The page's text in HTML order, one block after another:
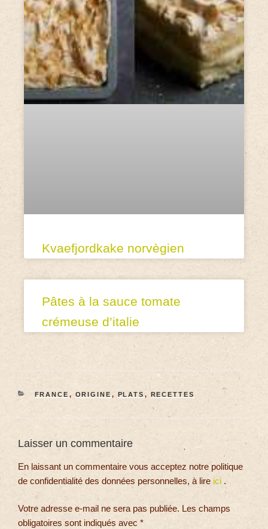
Kvaefjordkake norvègien
Pâtes à la sauce tomate
crémeuse d’italie
FRANCE , ORIGINE , PLATS , RECETTES
Laisser un commentaire
En laissant un commentaire vous acceptez notre politique
de confidentialité des données personnelles, à lire ici .
Votre adresse e-mail ne sera pas publiée. Les champs
obligatoires sont indiqués avec *